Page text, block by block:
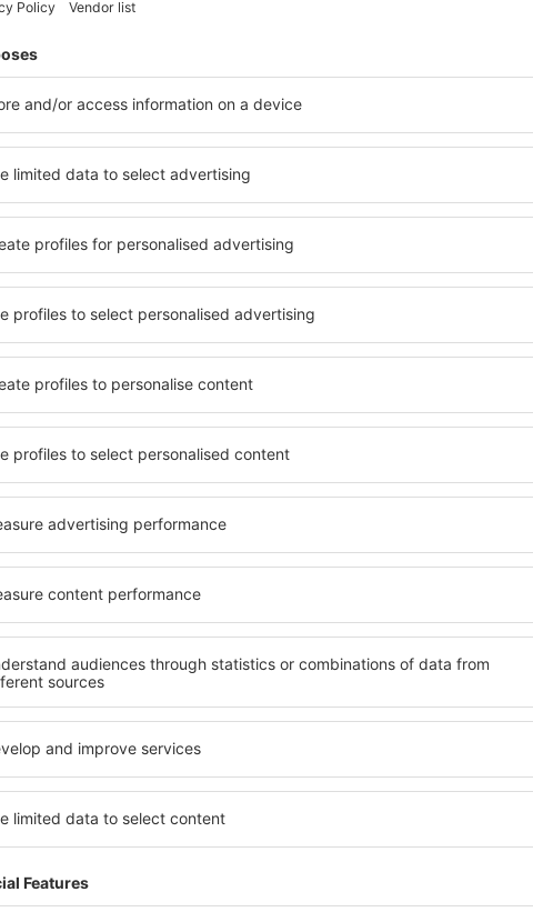
Vyhledat letiště na celém
Šetřete čas a peníze.
Rezervujte si Let+Hotel
eSky.cz!